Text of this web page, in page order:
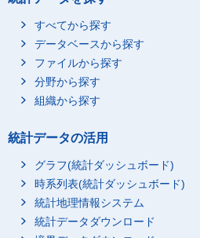
すべてから探す
データベースから探す
ファイルから探す
分野から探す
組織から探す
統計データの活用
グラフ(統計ダッシュボード)
時系列表(統計ダッシュボード)
統計地理情報システム
統計データダウンロード